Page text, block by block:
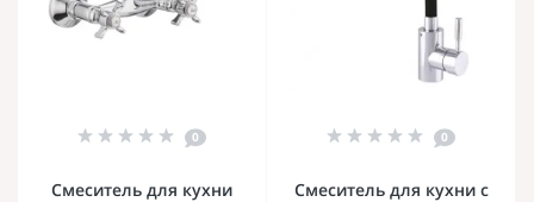
0
Смеситель для кухни
0
Смеситель для кухни с